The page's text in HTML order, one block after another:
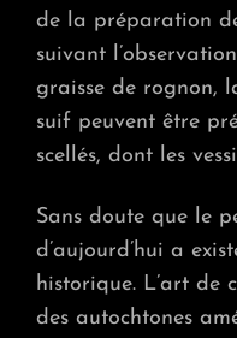
de la préparation
suivant
graisse de rognon,
suif peuvent être
scellés, dont les
Sans doute que le
d’aujourd’hui a
historique. L’art de
des autochtones